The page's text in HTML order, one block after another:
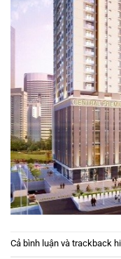
Cả bình luận và trackback